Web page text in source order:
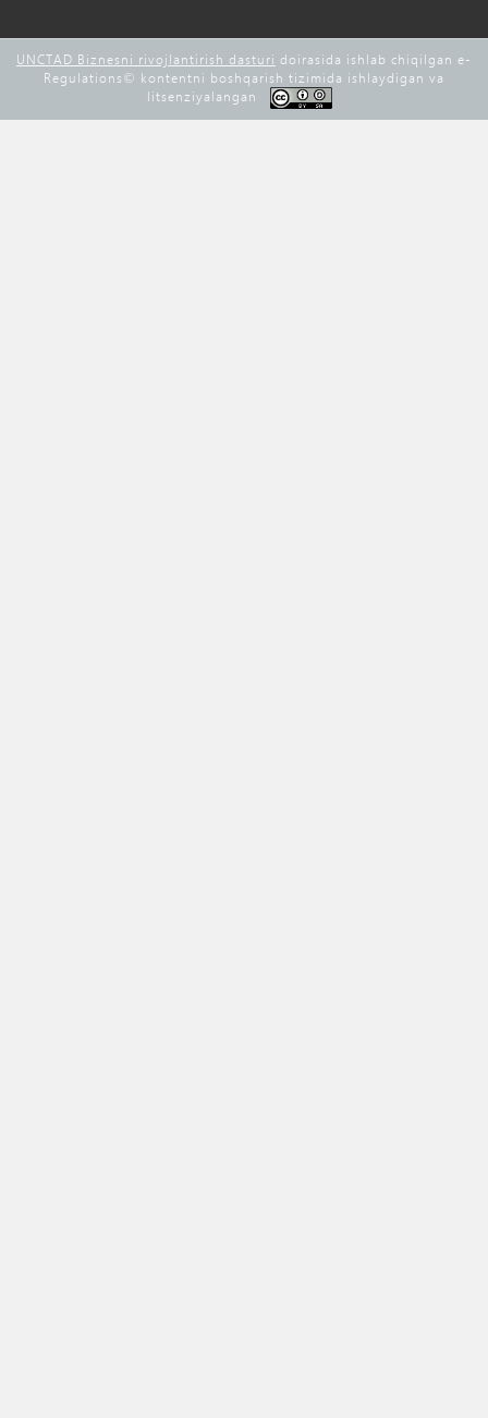
UNCTAD Biznesni rivojlantirish dasturi doirasida ishlab chiqilgan e-
Regulations©️ kontentni boshqarish tizimida ishlaydigan va
litsenziyalangan